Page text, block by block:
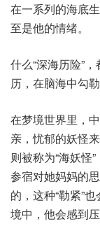
在一系列的海底
至是他的情绪。
什么“深海历险”
历，在脑海中勾
在梦境世界里，
亲，忧郁的妖怪
则被称为“海妖怪
参宿对她妈妈的
的，这种“勒紧”
境中，他会感到压